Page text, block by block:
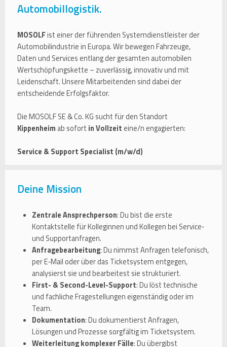
Automobillogistik.
MOSOLFist einer der führenden Systemdienstleister der
Automobilindustrie in Europa. Wir bewegen Fahrzeuge,
Daten und Services entlang der gesamten automobilen
Wertschöpfungskette – zuverlässig, innovativ und mit
Leidenschaft. Unsere Mitarbeitenden sind dabei der
entscheidende Erfolgsfaktor.
Die MOSOLF SE & Co. KG sucht für den Standort
Kippenheim ab sofort in Vollzeit eine/n engagierten:
Service & Support Specialist (m/w/d)
Deine Mission
Zentrale Ansprechperson: Du bist die erste
Kontaktstelle für Kolleginnen und Kollegen bei Service‑
und Supportanfragen.
Anfragebearbeitung: Du nimmst Anfragen telefonisch,
per E‑Mail oder über das Ticketsystem entgegen,
analysierst sie und bearbeitest sie strukturiert.
First- & Second-Level-Support: Du löst technische
und fachliche Fragestellungen eigenständig oder im
Team.
Dokumentation: Du dokumentierst Anfragen,
Lösungen und Prozesse sorgfältig im Ticketsystem.
Weiterleitung komplexer Fälle: Du übergibst